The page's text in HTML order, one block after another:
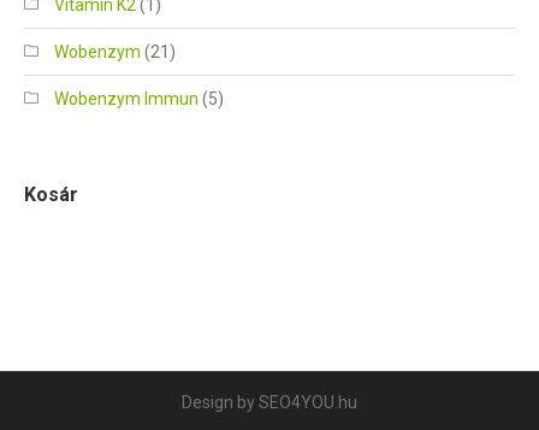
Vitamin K2 (1)
Wobenzym (21)
Wobenzym Immun (5)
Kosár
Design by SEO4YOU.hu